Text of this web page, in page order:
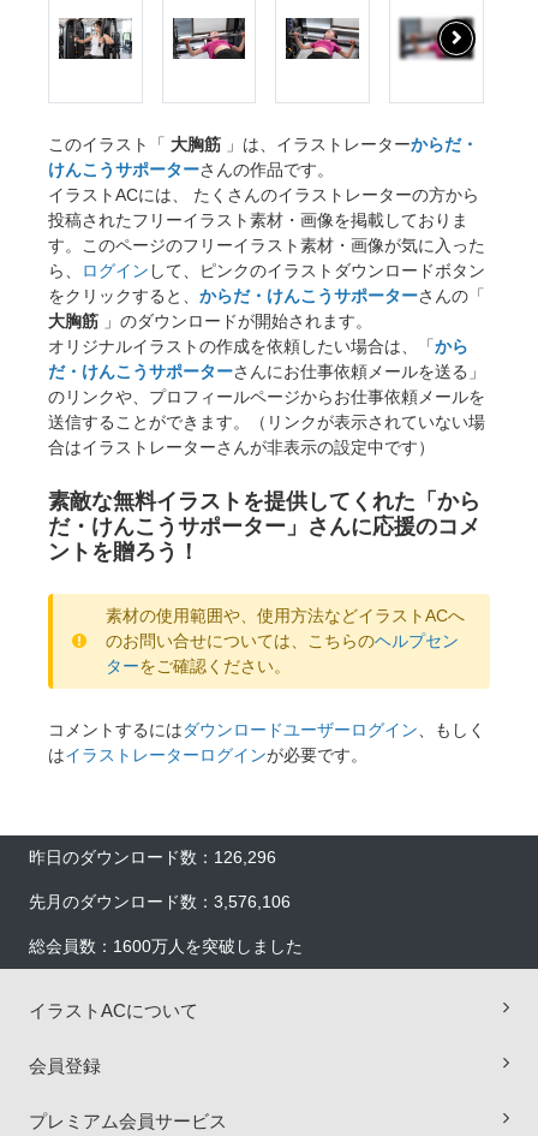
このイラスト「 大胸筋 」は、イラストレーターからだ・
けんこうサポーターさんの作品です。
イラストACには、 たくさんのイラストレーターの方から
投稿されたフリーイラスト素材・画像を掲載しておりま
す。このページのフリーイラスト素材・画像が気に入った
ら、
ログイン して、ピンクのイラストダウンロードボタン
をクリックすると、 からだ・けんこうサポーターさんの「
大胸筋 」のダウンロードが開始されます。
オリジナルイラストの作成を依頼したい場合は、「から
だ・けんこうサポーターさんにお仕事依頼メールを送る」
のリンクや、プロフィールページからお仕事依頼メールを
送信することができます。（リンクが表示されていない場
合はイラストレーターさんが非表示の設定中です）
素敵な無料イラストを提供してくれた「から
だ・けんこうサポーター」さんに応援のコメ
ントを贈ろう！
素材の使用範囲や、使用方法などイラストACへ
のお問い合せについては、こちらのヘルプセン
ターをご確認ください。
コメントするにはダウンロードユーザーログイン 、もしく
はイラストレーターログインが必要です。
昨日のダウンロード数：126,296
先月のダウンロード数：3,576,106
総会員数：1600万人を突破しました
イラストACについて
会員登録
プレミアム会員サービス
×